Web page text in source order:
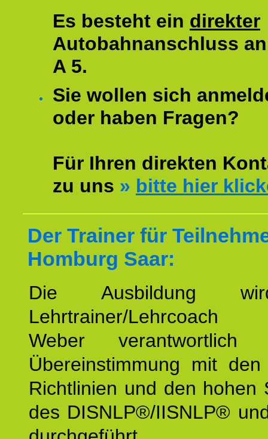
Es besteht ein direkter
Autobahnanschluss
A 5.
Sie wollen sich
oder haben Fragen?
Für Ihren direkten
zu uns » bitte hier
Der Trainer für
Homburg Saar:
Die Ausbildung
Lehrtrainer/Lehrcoach
Weber
Übereinstimmung mit den
Richtlinien und den hohen
des DISNLP®/IISNLP®